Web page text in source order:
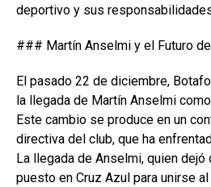
deportivo y sus
### Martín Anselmi y el Futuro
El pasado 22 de diciembre,
la llegada de Martín Anselmi
Este cambio se produce en un
directiva del club, que ha
La llegada de Anselmi, quien
puesto en Cruz Azul para unirse